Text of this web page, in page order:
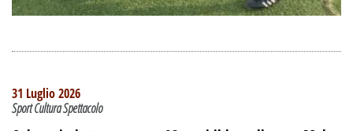
31 Luglio 2026
Sport Cultura Spettacolo